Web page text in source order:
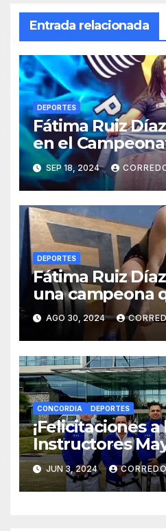
Entrada relacionada
DEPORTES
Fátima Ruiz
en el
Sudamericano
Powerlifting en
SEP 18, 2024
DEPORTES
Fátima Ruiz
una campeona
representar a
Sudamericano
Powerlifting
AGO 30, 2024
CONCORDIA DEPORTES
¡Felicitaciones a
Instructores
Internacionales
«YOO-SIN»!
JUN 3, 2024